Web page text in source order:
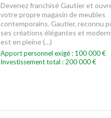
Devenez franchisé Gautier et
votre propre magasin de meubles
contemporains. Gautier, reconnu
ses créations élégantes et
est en pleine (…)
Apport personnel exigé : 100 000 €
Investissement total : 200 000 €